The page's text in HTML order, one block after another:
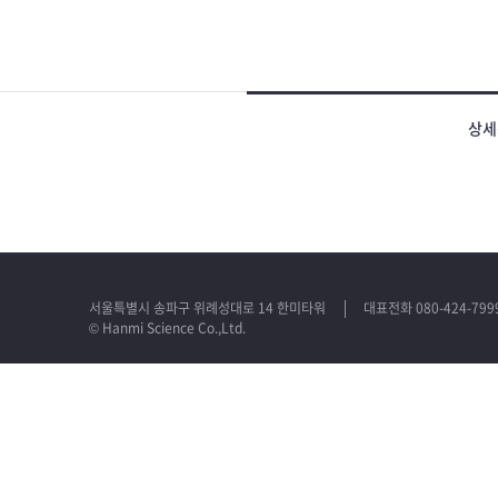
상
서울특별시 송파구 위례성대로 14 한미타워
대표전화 080-424-
© Hanmi Science Co.,Ltd.